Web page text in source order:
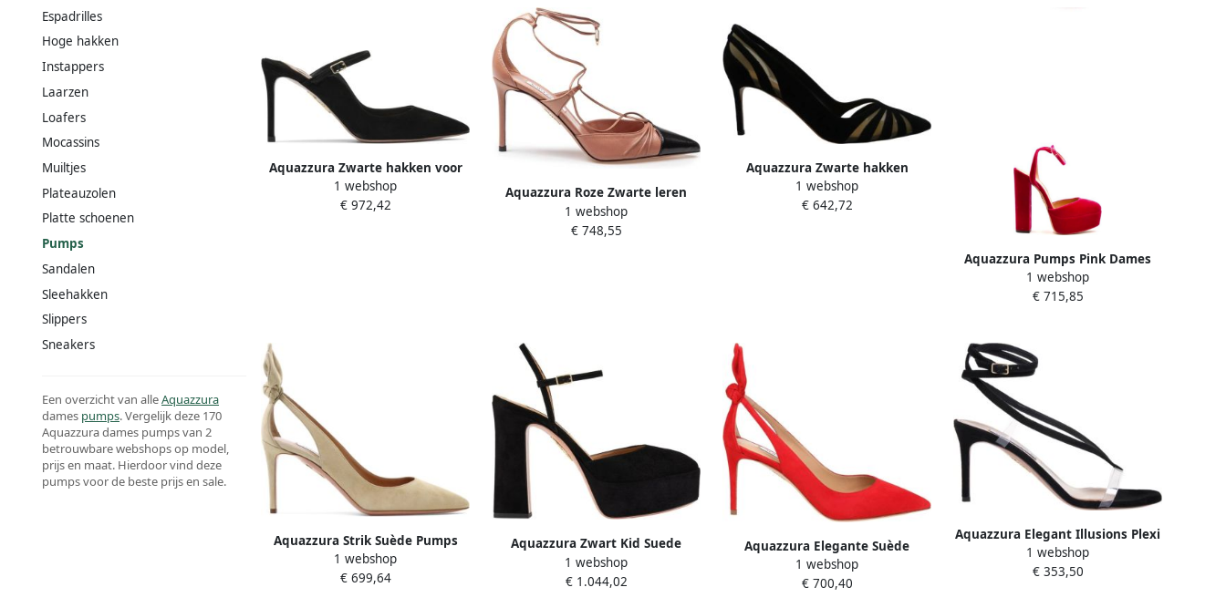
Espadrilles
Hoge hakken
Instappers
Laarzen
Loafers
Mocassins
Muiltjes
Plateauzolen
Platte schoenen
Pumps
Sandalen
Sleehakken
Slippers
Sneakers
Een overzicht van alleAquazzura
dames pumps. Vergelijk deze 170
Aquazzura dames pumps van 2
betrouwbare webshops op model,
prijs en maat. Hierdoor vind deze
pumps voor de beste prijs en sale.
Aquazzura Zwarte hakken voor
vrouwen
1 webshop
€ 972,42
Aquazzura Roze Zwarte leren
puntige neus pumps Pink Dames
1 webshop
€ 748,55
Aquazzura Zwarte hakken
sandalen Black Dames
1 webshop
€ 642,72
Aquazzura Pumps Pink Dames
1 webshop
€ 715,85
Aquazzura Strik Suède Pumps
met Stiletto Hak
1 webshop
€ 699,64
Aquazzura Zwart Kid Suede
Leren Plateau Zwart Dames
1 webshop
€ 1.044,02
Aquazzura Elegante Suède
Pumps met Strik Red Dames
1 webshop
€ 700,40
Aquazzura Elegant Illusions Plexi
High Heel Sandalen Black Dames
1 webshop
€ 353,50